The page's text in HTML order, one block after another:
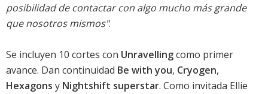
posibilidad de contactar con algo mucho más grande
que nosotros mismos".
Se incluyen 10 cortes con Unravellingcomo primer
avance. Dan continuidad Be with you, Cryogen,
Hexagons y Nightshift superstar. Como invitada Ellie